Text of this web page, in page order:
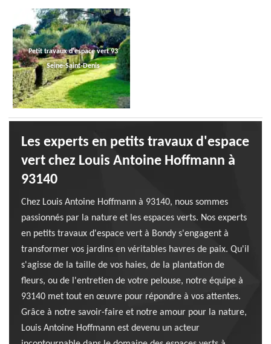
Petit travaux d'espace vert 93
Seine-Saint-Denis
Les experts en petits travaux d'espace
vert chez Louis Antoine Hoffmann à
93140
Chez Louis Antoine Hoffmann à 93140, nous sommes
passionnés par la nature et les espaces verts. Nos experts
en petits travaux d'espace vert à Bondy s'engagent à
transformer vos jardins en véritables havres de paix. Qu'il
s'agisse de la taille de vos haies, de la plantation de
fleurs, ou de l'entretien de votre pelouse, notre équipe à
93140 met tout en œuvre pour répondre à vos attentes.
Grâce à notre savoir-faire et notre amour pour la nature,
Louis Antoine Hoffmann est devenu un acteur